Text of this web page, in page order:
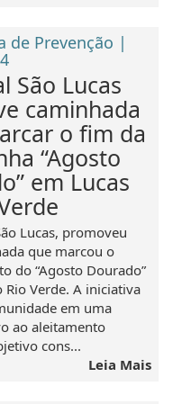
de Prevenção |
São Lucas
caminhada
o fim da
“Agosto
em Lucas
Lucas, promoveu
que marcou o
do “Agosto Dourado”
Rio Verde. A iniciativa
em uma
ao aleitamento
cons...
Leia Mais